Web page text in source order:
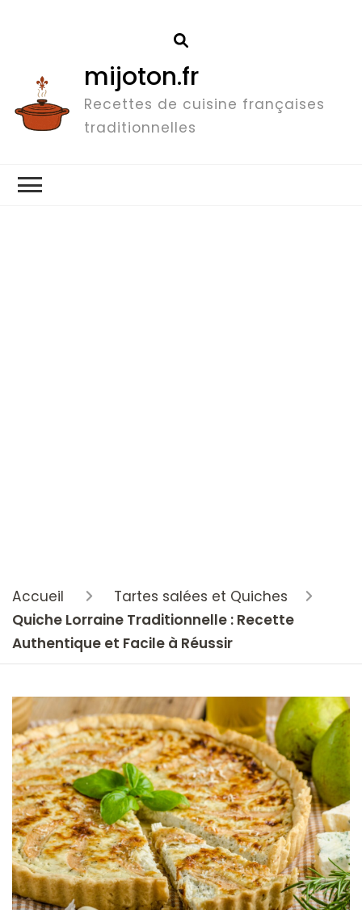
mijoton.fr
Recettes de cuisine françaises
traditionnelles
Accueil
Tartes salées et Quiches
Quiche Lorraine Traditionnelle : Recette
Authentique et Facile à Réussir